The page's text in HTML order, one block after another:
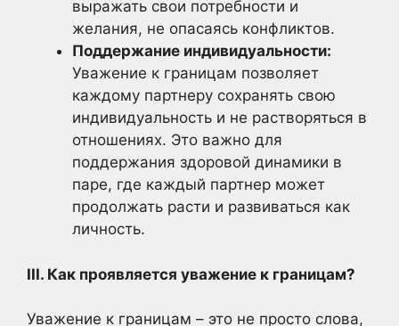
выражать свои потребности и
желания, не опасаясь конфликтов.
Поддержание индивидуальности:
Уважение к границам позволяет
каждому партнеру сохранять свою
индивидуальность и не растворяться в
отношениях. Это важно для
поддержания здоровой динамики в
паре, где каждый партнер может
продолжать расти и развиваться как
личность.
III. Как проявляется уважение к границам?
Уважение к границам – это не просто слова,